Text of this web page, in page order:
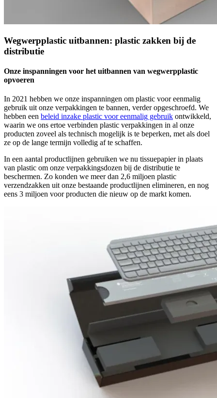
Wegwerpplastic uitbannen: plastic zakken bij de
distributie
Onze inspanningen voor het uitbannen van wegwerpplastic
opvoeren
In 2021 hebben we onze inspanningen om plastic voor eenmalig
gebruik uit onze verpakkingen te bannen, verder opgeschroefd. We
hebben een beleid inzake plastic voor eenmalig gebruik ontwikkeld,
waarin we ons ertoe verbinden plastic verpakkingen in al onze
producten zoveel als technisch mogelijk is te beperken, met als doel
ze op de lange termijn volledig af te schaffen.
In een aantal productlijnen gebruiken we nu tissuepapier in plaats
van plastic om onze verpakkingsdozen bij de distributie te
beschermen. Zo konden we meer dan 2,6 miljoen plastic
verzendzakken uit onze bestaande productlijnen elimineren, en nog
eens 3 miljoen voor producten die nieuw op de markt komen.